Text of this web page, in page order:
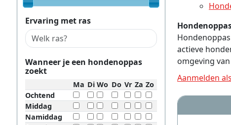
actieve
omgeving
Aanmelden
Ervaring met ras
Wanneer je een hondenoppas
zoekt
Ma Di Wo Do Vr Za Zo
Ochtend
Middag
Namiddag